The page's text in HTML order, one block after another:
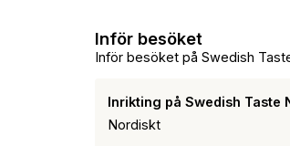
Inför besöket på Swedish
Inför besöket
Inrikting på Swedish Taste
Nordiskt